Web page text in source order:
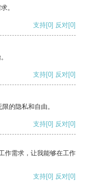
。
支持[0] 反对[0]
支持[0] 反对[0]
的隐私和自由。
支持[0] 反对[0]
作需求，让我能够在工作
支持[0] 反对[0]